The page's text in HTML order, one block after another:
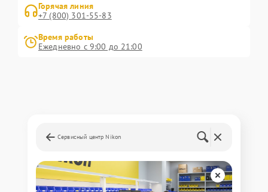
Горячая линия
+7 (800) 301-55-83
Время работы
Ежедневно с 9:00 до 21:00
Сервисный центр Nikon